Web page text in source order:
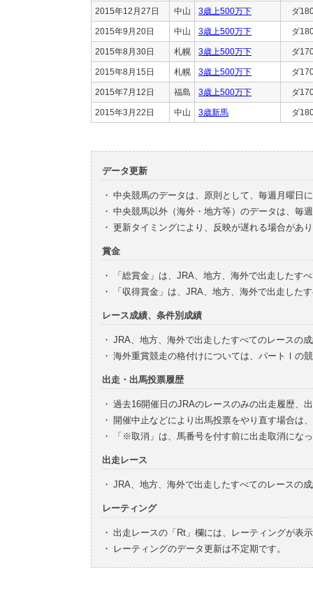
2015年12月27日 中山 3歳上500万下 ダ
2015年9月20日 中山 3歳上500万下 ダ
2015年8月30日 札幌 3歳上500万下 ダ
2015年8月15日 札幌 3歳上500万下 ダ
2015年7月12日 福島 3歳上500万下 ダ
2015年3月22日 中山 3歳新馬 ダ
データ更新
・ 中央競馬のデータは、原則として、毎週月曜日
・ 中央競馬以外（海外・地方等）のデータは、毎
・ 更新タイミングにより、反映が遅れる場合があ
賞金
・
「総賞金」は、JRA、地方、海外で出走したす
・
「収得賞金」は、JRA、地方、海外で出走した
レース成績、条件別成績
・ JRA、地方、海外で出走したすべてのレースの
・ 海外重賞競走の格付けについては、パートⅠの
出走・出馬投票履歴
・ 過去16開催日のJRAのレースのみの出走履歴、
・ 開催中止などにより出馬投票をやり直す場合は
・
「※取消」は、馬番号を付す前に出走取消にな
出走レース
・ JRA、地方、海外で出走したすべてのレースの
レーティング
・ 出走レースの「Rt」欄には、レーティングが表
・
レーティングのデータ更新は不定期です。